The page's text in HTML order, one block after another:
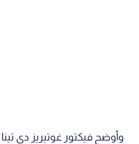
وأوضح فيكتور غوتيريز دي